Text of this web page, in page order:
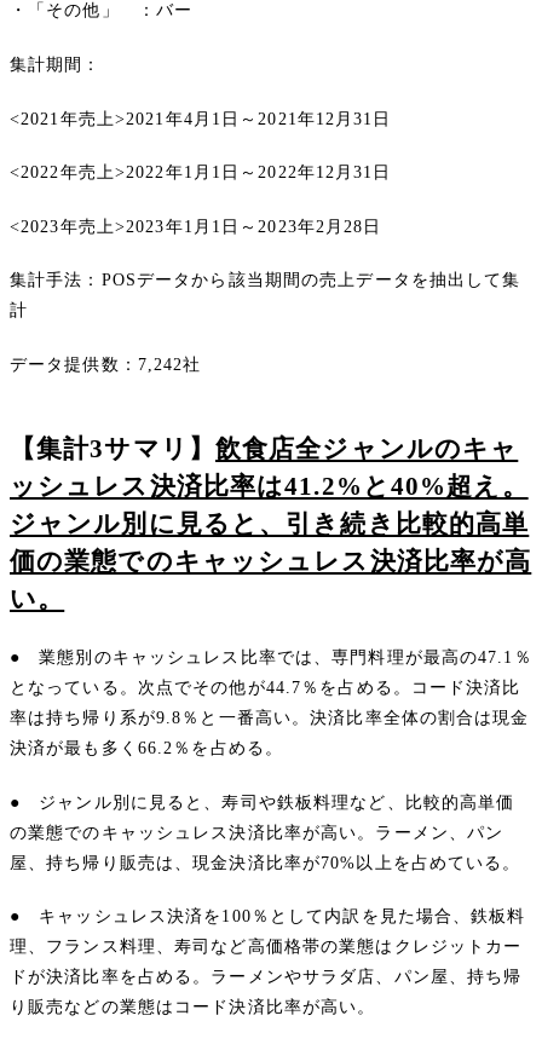
・「その他」 ：バー
集計期間：
<2021年売上>2021年4月1日～2021年12月31日
<2022年売上>2022年1月1日～2022年12月31日
<2023年売上>2023年1月1日～2023年2月28日
集計手法：POSデータから該当期間の売上データを抽出して集
計
データ提供数：7,242社
【集計3サマリ】 飲食店全ジャンルのキャ
ッシュレス決済比率は41.2%と40%超え。
ジャンル別に見ると、引き続き比較的高単
価の業態でのキャッシュレス決済比率が高
い。
● 業態別のキャッシュレス比率では、専門料理が最高の47.1％
となっている。次点でその他が44.7％を占める。コード決済比
率は持ち帰り系が9.8％と一番高い。決済比率全体の割合は現金
決済が最も多く66.2％を占める。
● ジャンル別に見ると、寿司や鉄板料理など、比較的高単価
の業態でのキャッシュレス決済比率が高い。ラーメン、パン
屋、持ち帰り販売は、現金決済比率が70%以上を占めている。
● キャッシュレス決済を100％として内訳を見た場合、鉄板料
理、フランス料理、寿司など高価格帯の業態はクレジットカー
ドが決済比率を占める。ラーメンやサラダ店、パン屋、持ち帰
り販売などの業態はコード決済比率が高い。